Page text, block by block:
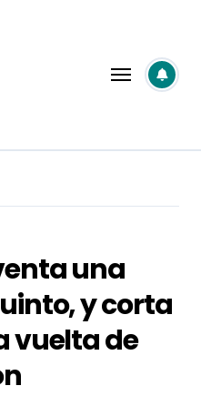
una
y corta
vuelta de